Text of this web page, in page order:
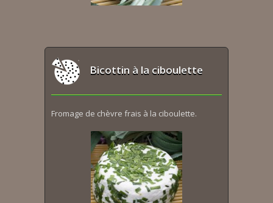
Bicottin à la ciboulette
Fromage de chèvre frais à la ciboulette.